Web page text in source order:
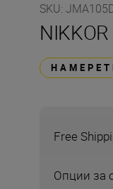
SKU:
Free
Опции за